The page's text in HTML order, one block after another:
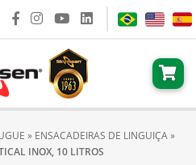
» ENSACADEIRAS DE LINGUIÇA»
INOX, 10 LITROS